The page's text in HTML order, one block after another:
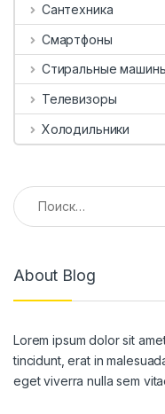
Сантехника
Смартфоны
Стиральные
Телевизоры
Холодильники
Найти:
About Blog
Lorem ipsum dolor sit
tincidunt, erat in
eget viverra nulla sem